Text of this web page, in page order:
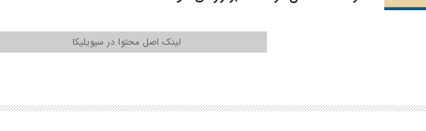
لینک اصل محتوا در سیویلیکا